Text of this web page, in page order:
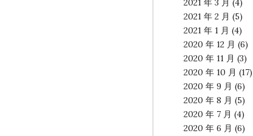
2021 年 3 月 (4)
2021 年 2 月 (5)
2021 年 1 月 (4)
2020 年 12 月 (6)
2020 年 11 月 (3)
2020 年 10 月 (17)
2020 年 9 月 (6)
2020 年 8 月 (5)
2020 年 7 月 (4)
2020 年 6 月 (6)